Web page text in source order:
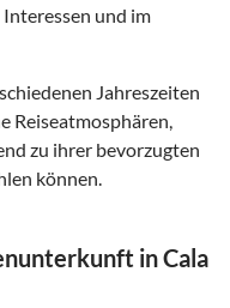
und im
Jahreszeiten
Reiseatmosphären,
zu ihrer bevorzugten
können.
in Cala